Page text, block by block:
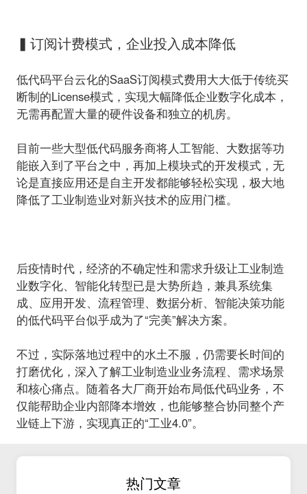
▍订阅计费模式，企业投入成本降低
低代码平台云化的SaaS订阅模式费用大大低于传统买
断制的License模式，实现大幅降低企业数字化成本，
无需再配置大量的硬件设备和独立的机房。
目前一些大型低代码服务商将人工智能、大数据等功
能嵌入到了平台之中，再加上模块式的开发模式，无
论是直接应用还是自主开发都能够轻松实现，极大地
降低了工业制造业对新兴技术的应用门槛。
后疫情时代，经济的不确定性和需求升级让工业制造
业数字化、智能化转型已是大势所趋，兼具系统集
成、应用开发、流程管理、数据分析、智能决策功能
的低代码平台似乎成为了“完美”解决方案。
不过，实际落地过程中的水土不服，仍需要长时间的
打磨优化，深入了解工业制造业业务流程、需求场景
和核心痛点。随着各大厂商开始布局低代码业务，不
仅能帮助企业内部降本增效，也能够整合协同整个产
业链上下游，实现真正的“工业4.0”。
热门文章